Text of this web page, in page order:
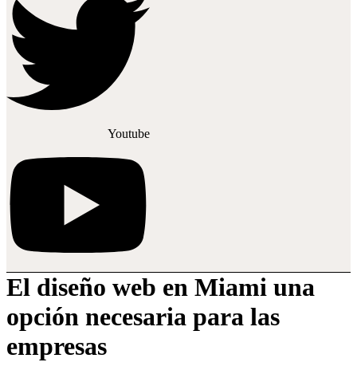
Youtube
El diseño web en Miami una
opción necesaria para las
empresas